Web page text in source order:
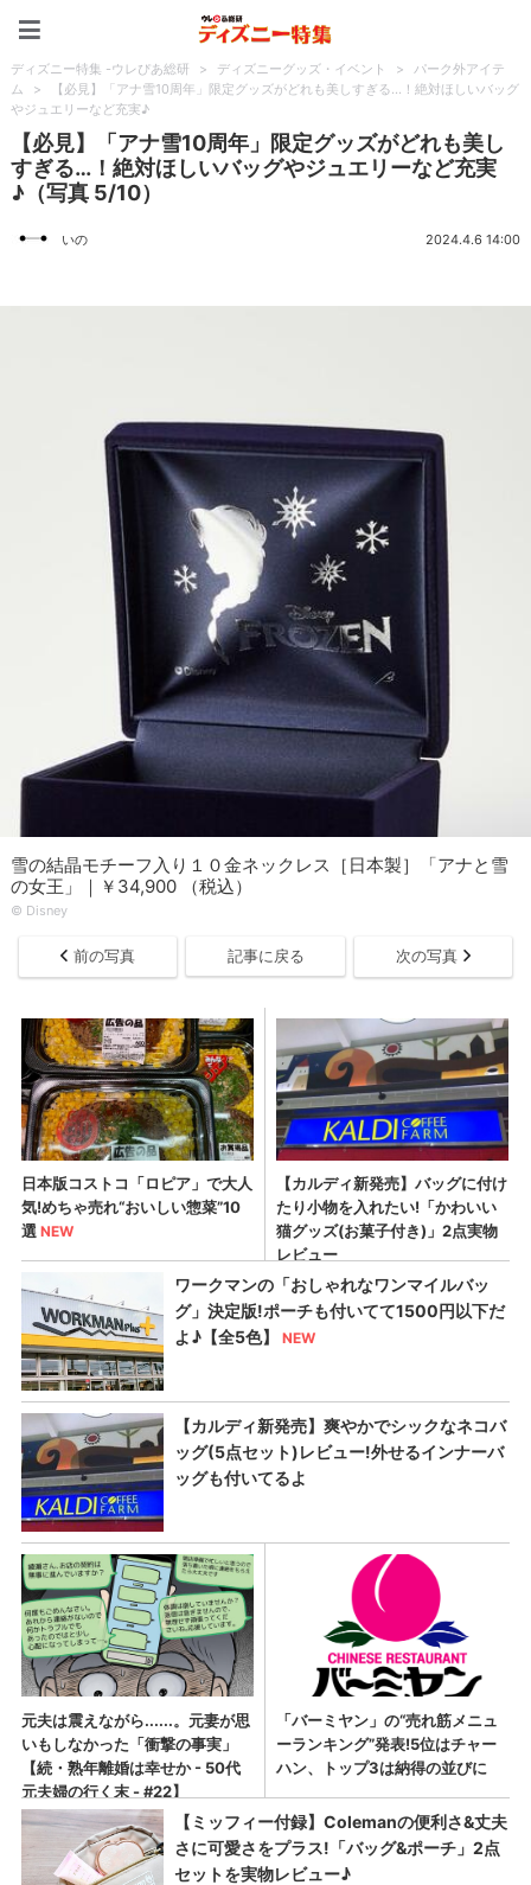
ディズニー特集 -ウレぴあ総研 > ディズニーグッズ・イベント >
パーク外アイテ
ム
>
【必見】「アナ雪10周年」限定グッズがどれも美しすぎる…！絶対ほしいバッグ
やジュエリーなど充実♪
【必見】「アナ雪10周年」限定グッズがどれも美し
すぎる…！絶対ほしいバッグやジュエリーなど充実
♪（写真 5/10）
いの 2024.4.6 14:00
雪の結晶モチーフ入り１０金ネックレス［日本製］「アナと雪
の女王」｜￥34,900 （税込）
© Disney
前の写真 記事に戻る 次の写真